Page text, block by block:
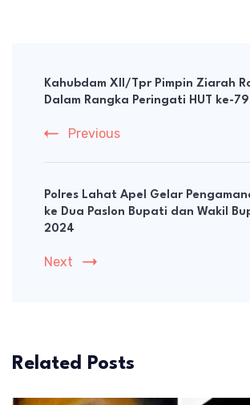
Navigation
Kahubdam XII/Tpr Pimpin Ziarah
Dalam Rangka Peringati HUT ke-
Previous
Polres Lahat Apel Gelar
ke Dua Paslon Bupati dan Wakil
2024
Next
Related Posts